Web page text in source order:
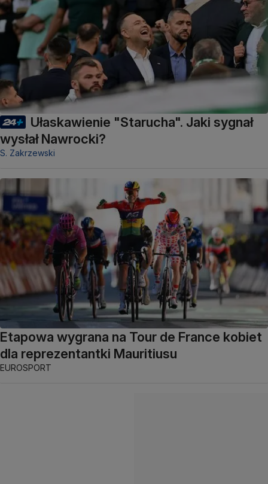
Ułaskawienie "Starucha". Jaki sygnał
wysłał Nawrocki?
S. Zakrzewski
Etapowa wygrana na Tour de France kobiet
dla reprezentantki Mauritiusu
EUROSPORT